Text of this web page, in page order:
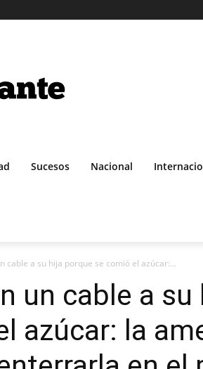
Sucesos Nacional
cable a su hija porque se comió el azúcar:...
un cable a su
azúcar: la